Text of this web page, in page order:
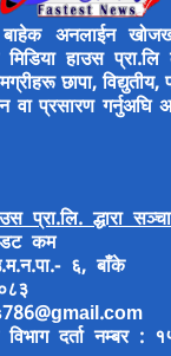
अनलाईन
हाउस
छापा,
वा प्रसारण
प्रा.लि. द्धारा
कम
६, बाँके
दर्ता नम्बर :